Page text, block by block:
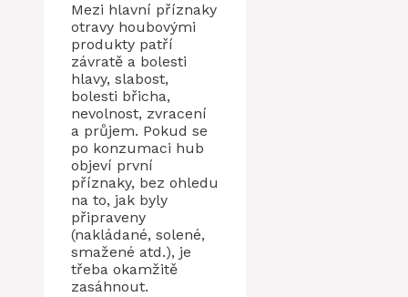
Mezi hlavní příznaky
otravy houbovými
produkty patří
závratě a bolesti
hlavy, slabost,
bolesti břicha,
nevolnost, zvracení
a průjem. Pokud se
po konzumaci hub
objeví první
příznaky, bez ohledu
na to, jak byly
připraveny
(nakládané, solené,
smažené atd.), je
třeba okamžitě
zasáhnout.